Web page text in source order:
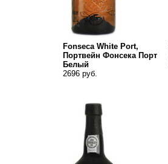
Fonseca White Port,
Портвейн Фонсека Порт
Белый
2696 руб.